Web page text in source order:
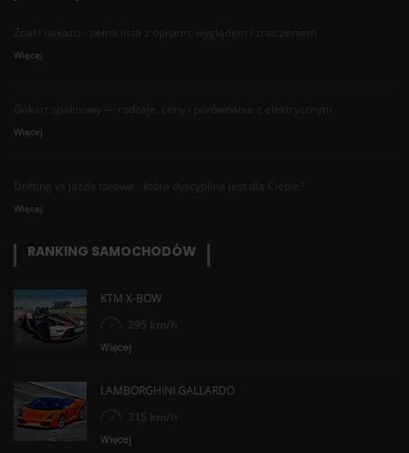
Znaki nakazu - pełna lista z opisem, wyglądem i znaczeniem
Więcej
Gokart spalinowy — rodzaje, ceny i porównanie z elektrycznym
Więcej
Drifting vs jazda torowa - która dyscyplina jest dla Ciebie?
Więcej
RANKING SAMOCHODÓW
KTM X-BOW
295 km/h
Więcej
LAMBORGHINI GALLARDO
315 km/h
Więcej